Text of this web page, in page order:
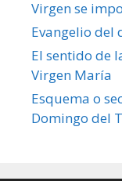
Virgen se
Evangelio del
El sentido de
Virgen María
Esquema o
Domingo del